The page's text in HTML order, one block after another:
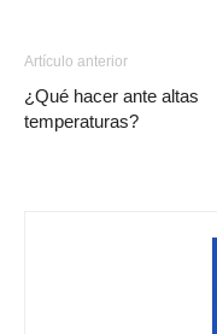
Artículo anterior
¿Qué hacer ante altas
temperaturas?